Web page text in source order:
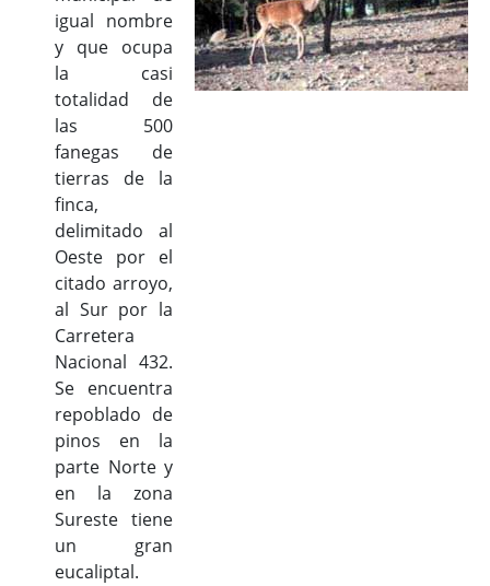
igual nombre
y que ocupa
la casi
totalidad de
las 500
fanegas de
tierras de la
finca,
delimitado al
Oeste por el
citado arroyo,
al Sur por la
Carretera
Nacional 432.
Se encuentra
repoblado de
pinos en la
parte Norte y
en la zona
Sureste tiene
un gran
eucaliptal.